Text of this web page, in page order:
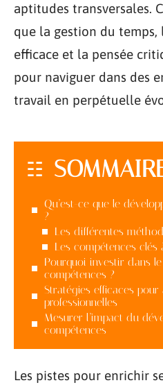
aptitudes transversales.
que la gestion du
efficace et la pensée
pour naviguer dans des
travail en perpétuelle
Qu’est-ce que le
?
Les différentes
Les compétences clés
Pourquoi investir dans
compétences ?
Stratégies efficaces
professionnelles
Mesurer l’impact du
compétences
Les pistes pour enrichir